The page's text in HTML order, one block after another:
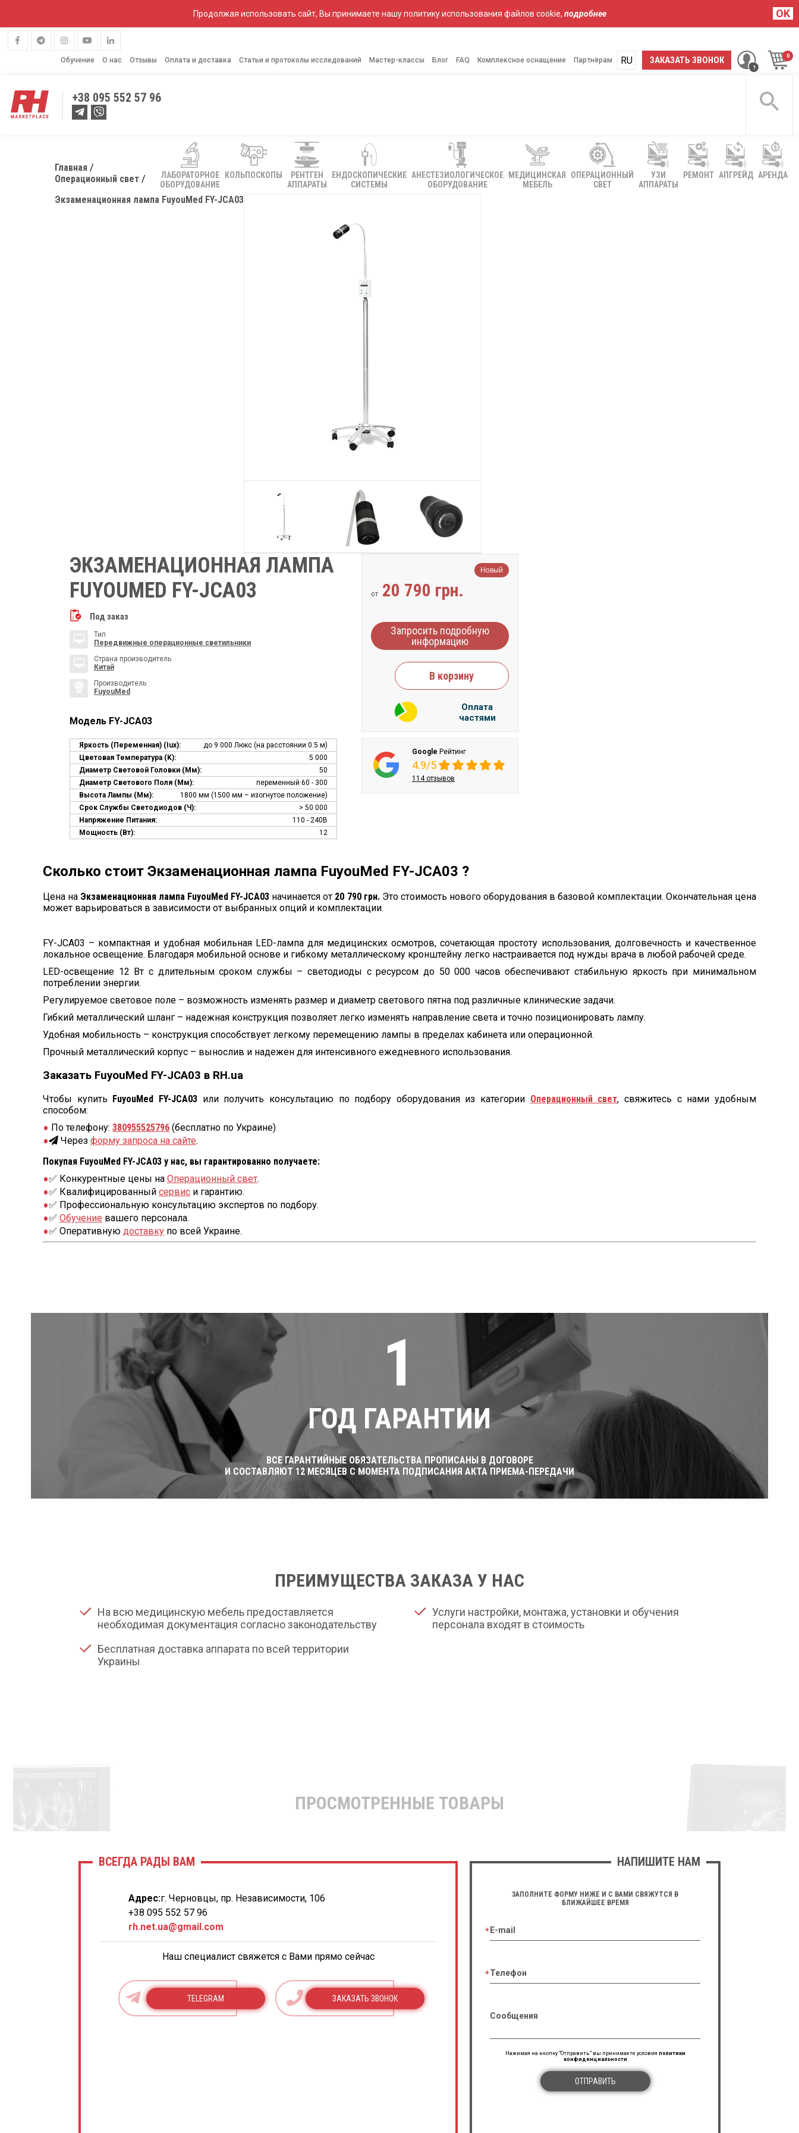
Продолжая использовать сайт, Вы принимаете нашу политику использования файлов cookie, подробнее OK
Обучение О нас Отзывы Оплата и доставка Статьи и протоколы исследований Мастер-классы Блог FAQ Комплексное оснащение Партнёрам ЗАКАЗАТЬ ЗВОНОК
RU
UA
+38 095 552 57 96
ЛАБОРАТОРНОЕ
ОБОРУДОВАНИЕ
КОЛЬПОСКОПЫ
РЕНТГЕН
АППАРАТЫ
ЕНДОСКОПИЧЕСКИЕ
СИСТЕМЫ
АНЕСТЕЗИОЛОГИЧЕСКОЕ
ОБОРУДОВАНИЕ
МЕДИЦИНСКАЯ
МЕБЕЛЬ
ОПЕРАЦИОННЫЙ
СВЕТ
УЗИ
АППАРАТЫ
РЕМОНТ АПГРЕЙД АРЕНДА
Главная
Операционный свет
Экзаменационная лампа FuyouMed FY-JCA03
ЭКЗАМЕНАЦИОННАЯ ЛАМПА
FUYOUMED FY-JCA03
Под заказ
Тип
Передвижные операционные светильники
Страна производитель
Китай
Производитель
FuyouMed
Модель FY-JCA03
Яркость (переменная) (Iux):
до 9 000 Люкс (на расстоянии 0.5 м)
Цветовая Температура (k):
5 000
Диаметр Световой Головки (мм):
50
Диаметр Светового Поля (мм):
переменный 60 - 300
Высота Лампы (мм):
1800 мм (1500 мм – изогнутое положение)
Срок Службы Светодиодов (ч):
> 50 000
Напряжение Питания:
110 - 240В
Мощность (Вт):
12
Новый
от 20 790 грн.
Запросить подробную
информацию
В корзину
Оплата
частями
Google Рейтинг
4.9/5
114 отзывов
Сколько стоит Экзаменационная лампа FuyouMed FY-JCA03 ?
Цена на Экзаменационная лампа FuyouMed FY-JCA03 начинается от 20 790 грн.Это стоимость нового оборудования в базовой комплектации. Окончательная цена
может варьироваться в зависимости от выбранных опций и комплектации.
FY-JCA03 – компактная и удобная мобильная LED-лампа для медицинских осмотров, сочетающая простоту использования, долговечность и качественное
локальное освещение. Благодаря мобильной основе и гибкому металлическому кронштейну легко настраивается под нужды врача в любой рабочей среде.
LED-освещение 12 Вт с длительным сроком службы – светодиоды с ресурсом до 50 000 часов обеспечивают стабильную яркость при минимальном
потреблении энергии.
Регулируемое световое поле – возможность изменять размер и диаметр светового пятна под различные клинические задачи.
Гибкий металлический шланг – надежная конструкция позволяет легко изменять направление света и точно позиционировать лампу.
Удобная мобильность – конструкция способствует легкому перемещению лампы в пределах кабинета или операционной.
Прочный металлический корпус – вынослив и надежен для интенсивного ежедневного использования.
Заказать FuyouMed FY-JCA03 в RH.ua
Чтобы купить FuyouMed FY-JCA03или получить консультацию по подбору оборудования из категории Операционный свет, свяжитесь с нами удобным
способом:
По телефону: 380955525796 (бесплатно по Украине)
Через форму запроса на сайте.
Покупая FuyouMed FY-JCA03 у нас, вы гарантированно получаете:
✅ Конкурентные цены на Операционный свет.
✅ Квалифицированный сервис и гарантию.
✅ Профессиональную консультацию экспертов по подбору.
✅ Обучение вашего персонала.
✅ Оперативную доставку по всей Украине.
1
ГОД ГАРАНТИИ
ВСЕ ГАРАНТИЙНЫЕ ОБЯЗАТЕЛЬСТВА ПРОПИСАНЫ В ДОГОВОРЕ
И СОСТАВЛЯЮТ 12 МЕСЯЦЕВ С МОМЕНТА ПОДПИСАНИЯ АКТА ПРИЕМА-ПЕРЕДАЧИ
ПРЕИМУЩЕСТВА ЗАКАЗА У НАС
На всю медицинскую мебель предоставляется
необходимая документация согласно законодательству
Бесплатная доставка аппарата по всей территории
Украины
Услуги настройки, монтажа, установки и обучения
персонала входят в стоимость
ПРОСМОТРЕННЫЕ ТОВАРЫ
НАПИШИТЕ НАМ
ЗАПОЛНИТЕ ФОРМУ НИЖЕ И С ВАМИ СВЯЖУТСЯ В
БЛИЖАЙШЕЕ ВРЕМЯ
E-mail
Телефон
Сообщения
Нажимая на кнопку "Отправить" вы принимаете условия политики
конфиденциальности
ОТПРАВИТЬ
ВСЕГДА РАДЫ ВАМ
Адрес:г. Черновцы, пр. Независимости, 106
+38 095 552 57 96
rh.net.ua@gmail.com
Наш специалист свяжется с Вами прямо сейчас
TELEGRAM ЗАКАЗАТЬ ЗВОНОК